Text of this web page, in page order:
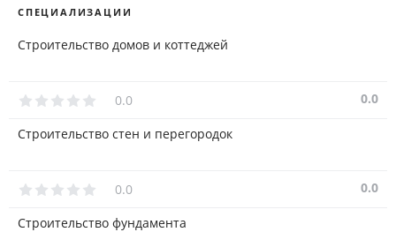
СПЕЦИАЛИЗАЦИИ
Строительство домов и коттеджей
0.0 0.0
Строительство стен и перегородок
0.0 0.0
Строительство фундамента